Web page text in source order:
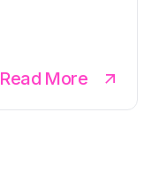
Read More